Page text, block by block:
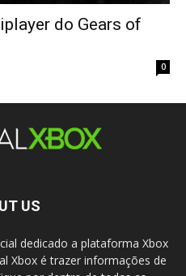
do Gears of
0
US
dedicado a plataforma Xbox
Xbox é trazer informações de